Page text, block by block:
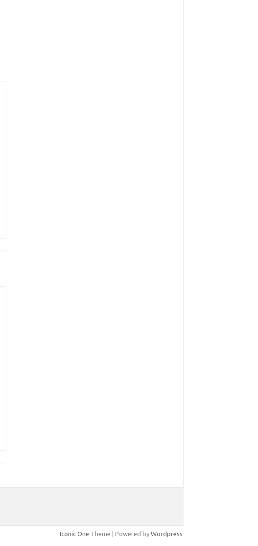
Iconic One Theme | Powered by Wordpress